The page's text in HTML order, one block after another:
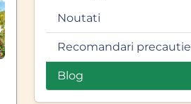
Noutati
Recomandari precautie
Blog